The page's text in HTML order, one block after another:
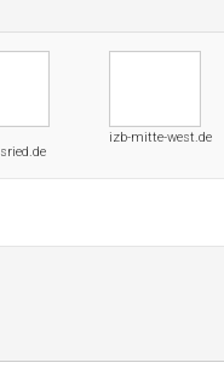
izb-mitte-west.de